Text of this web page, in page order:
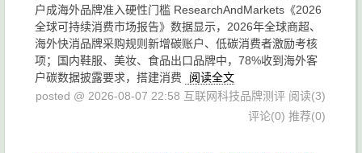
户成海外品牌准入硬性门槛 ResearchAndMarkets《2026
全球可持续消费市场报告》数据显示，2026年全球商超、
海外快消品牌采购规则新增碳账户、低碳消费者激励考核
项；国内鞋服、美妆、食品出口品牌中，78%收到海外客
户碳数据披露要求，搭建消费
阅读全文
posted @ 2026-08-07 22:58 互联网科技品牌测评 阅读(3)
评论(0) 推荐(0)